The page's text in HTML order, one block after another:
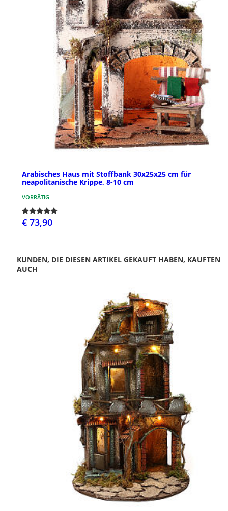
Arabisches Haus mit Stoffbank 30x25x25 cm für
neapolitanische Krippe, 8-10 cm
VORRÄTIG
€ 73,90
KUNDEN, DIE DIESEN ARTIKEL GEKAUFT HABEN, KAUFTEN
AUCH